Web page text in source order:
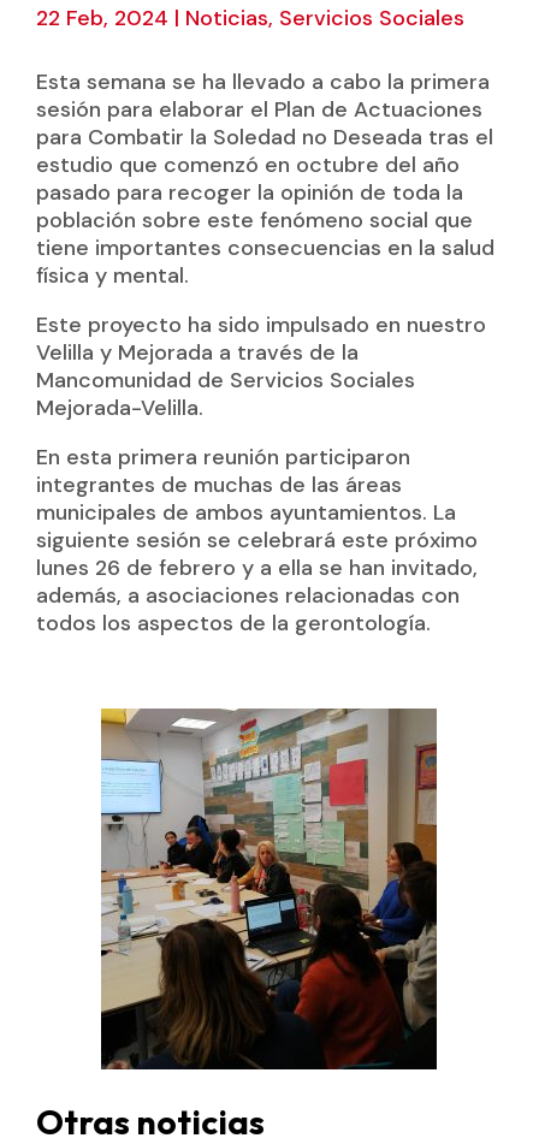
22 Feb, 2024 | Noticias, Servicios Sociales
Esta semana se ha llevado a cabo la primera
sesión para elaborar el Plan de Actuaciones
para Combatir la Soledad no Deseada tras el
estudio que comenzó en octubre del año
pasado para recoger la opinión de toda la
población sobre este fenómeno social que
tiene importantes consecuencias en la salud
física y mental.
Este proyecto ha sido impulsado en nuestro
Velilla y Mejorada a través de la
Mancomunidad de Servicios Sociales
Mejorada-Velilla.
En esta primera reunión participaron
integrantes de muchas de las áreas
municipales de ambos ayuntamientos. La
siguiente sesión se celebrará este próximo
lunes 26 de febrero y a ella se han invitado,
además, a asociaciones relacionadas con
todos los aspectos de la gerontología.
Otras noticias